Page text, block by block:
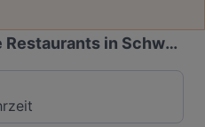
in Schwanthalerhöhe, München